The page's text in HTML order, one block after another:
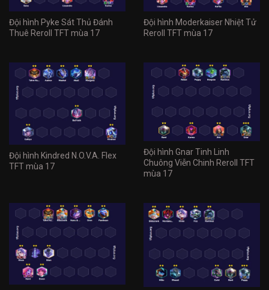
Đội hình Pyke Sát Thủ Đánh
Thuê Reroll TFT mùa 17
Đội hình Moderkaiser Nhiệt Tử
Reroll TFT mùa 17
Đội hình Kindred N.O.V.A. Flex
TFT mùa 17
Đội hình Gnar Tinh Linh
Chuông Viễn Chinh Reroll TFT
mùa 17